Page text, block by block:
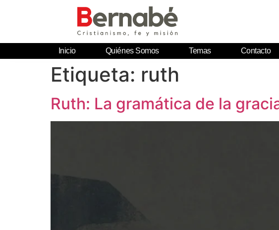
Inicio Quiénes Somos Temas Contacto
Etiqueta: ruth
Ruth: La gramática de la